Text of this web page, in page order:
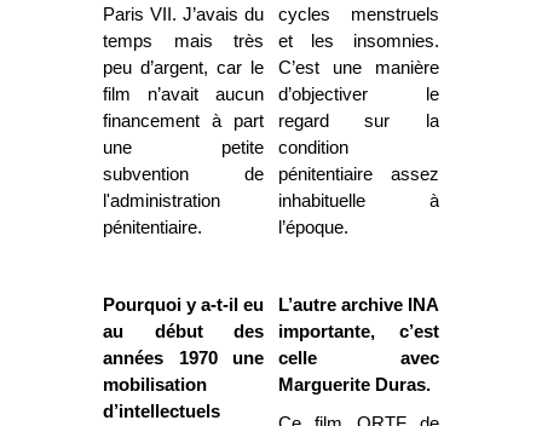
Paris VII. J’avais du
temps mais très
peu d’argent, car le
film n’avait aucun
financement à part
une petite
subvention de
l'administration
pénitentiaire.
Pourquoi y a-t-il eu
au début des
années 1970 une
mobilisation
d’intellectuels
cycles menstruels
et les insomnies.
C’est une manière
d’objectiver le
regard sur la
condition
pénitentiaire assez
inhabituelle à
l’époque.
L’autre archive INA
importante, c’est
celle avec
Marguerite Duras.